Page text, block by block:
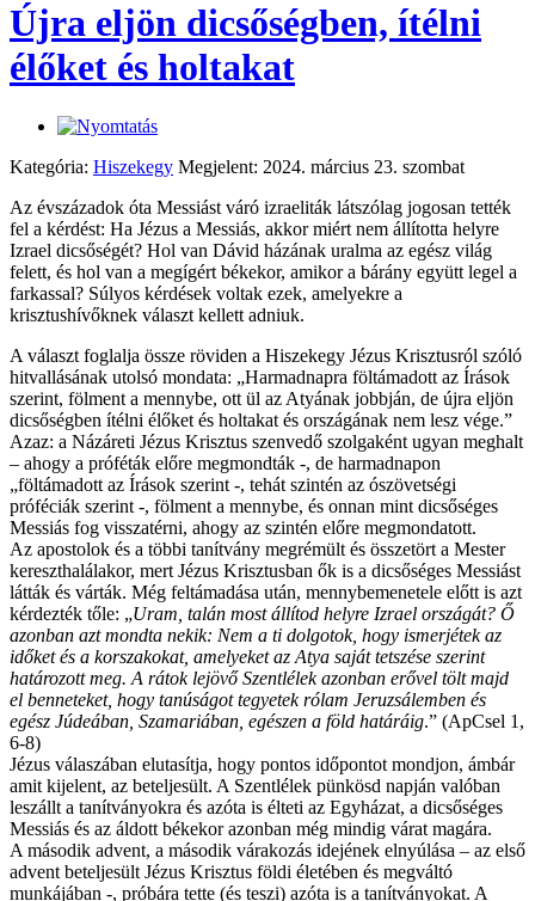
Újra eljön dicsőségben, ítélni
élőket és holtakat
Kategória: Hiszekegy Megjelent: 2024. március 23. szombat
Az évszázadok óta Messiást váró izraeliták látszólag jogosan tették
fel a kérdést: Ha Jézus a Messiás, akkor miért nem állította helyre
Izrael dicsőségét? Hol van Dávid házának uralma az egész világ
felett, és hol van a megígért békekor, amikor a bárány együtt legel a
farkassal? Súlyos kérdések voltak ezek, amelyekre a
krisztushívőknek választ kellett adniuk.
A választ foglalja össze röviden a Hiszekegy Jézus Krisztusról szóló
hitvallásának utolsó mondata: „Harmadnapra föltámadott az Írások
szerint, fölment a mennybe, ott ül az Atyának jobbján, de újra eljön
dicsőségben ítélni élőket és holtakat és országának nem lesz vége.”
Azaz: a Názáreti Jézus Krisztus szenvedő szolgaként ugyan meghalt
– ahogy a próféták előre megmondták -, de harmadnapon
„föltámadott az Írások szerint -, tehát szintén az ószövetségi
próféciák szerint -, fölment a mennybe, és onnan mint dicsőséges
Messiás fog visszatérni, ahogy az szintén előre megmondatott.
Az apostolok és a többi tanítvány megrémült és összetört a Mester
kereszthalálakor, mert Jézus Krisztusban ők is a dicsőséges Messiást
látták és várták. Még feltámadása után, mennybemenetele előtt is azt
kérdezték tőle: „Uram, talán most állítod helyre Izrael országát? Ő
azonban azt mondta nekik: Nem a ti dolgotok, hogy ismerjétek az
időket és a korszakokat, amelyeket az Atya saját tetszése szerint
határozott meg. A rátok lejövő Szentlélek azonban erővel tölt majd
el benneteket, hogy tanúságot tegyetek rólam Jeruzsálemben és
egész Júdeában, Szamariában, egészen a föld határáig.” (ApCsel 1,
6-8)
Jézus válaszában elutasítja, hogy pontos időpontot mondjon, ámbár
amit kijelent, az beteljesült. A Szentlélek pünkösd napján valóban
leszállt a tanítványokra és azóta is élteti az Egyházat, a dicsőséges
Messiás és az áldott békekor azonban még mindig várat magára.
A második advent, a második várakozás idejének elnyúlása – az első
advent beteljesült Jézus Krisztus földi életében és megváltó
munkájában -, próbára tette (és teszi) azóta is a tanítványokat. A